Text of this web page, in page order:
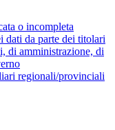
o incompleta
dati da parte dei titolari
di amministrazione, di
regionali/provinciali